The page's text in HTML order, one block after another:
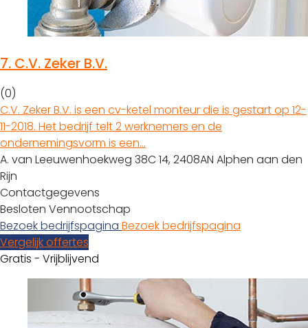
7. C.V. Zeker B.V.
(0)
C.V. Zeker B.V. is een cv-ketel monteur die is gestart op 12-
11-2018. Het bedrijf telt 2 werknemers en de
ondernemingsvorm is een…
A. van Leeuwenhoekweg 38C 14, 2408AN Alphen aan den
Rijn
Contactgegevens
Besloten Vennootschap
Bezoek bedrijfspagina Bezoek bedrijfspagina
Vergelijk offertes
Gratis - Vrijblijvend